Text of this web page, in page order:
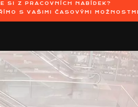
SI Z PRACOVNÍCH NABÍDEK?
S VAŠIMI ČASOVÝMI